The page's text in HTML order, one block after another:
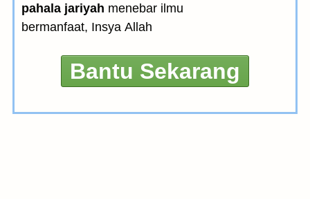
pahala jariyah menebar ilmu
bermanfaat, Insya Allah
Bantu Sekarang